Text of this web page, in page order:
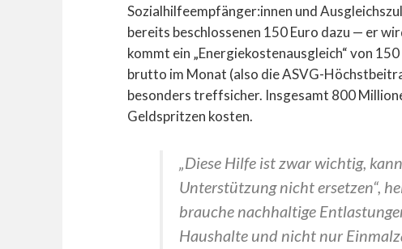
Sozialhilfeempfänger:innen und
bereits beschlossenen 150 Euro dazu — er
kommt ein „Energiekostenausgleich“ von
brutto im Monat (also die ASVG-
besonders treffsicher. Insgesamt 800
Geldspritzen kosten.
„Diese Hilfe ist zwar wichtig,
Unterstützung nicht ersetzen“,
brauche nachhaltige
Haushalte und nicht nur